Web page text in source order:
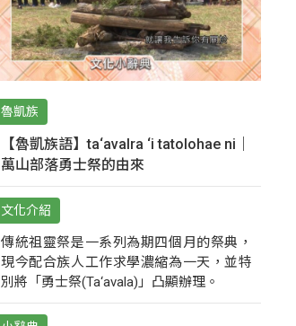
魯凱族
【魯凱族語】ta‘avalra ‘i tatolohae ni｜
萬山部落勇士祭的由來
文化介紹
傳統祖靈祭是一系列為期四個月的祭典，
現今配合族人工作求學濃縮為一天，並特
別將「勇士祭(Ta‘avala)」凸顯辦理。